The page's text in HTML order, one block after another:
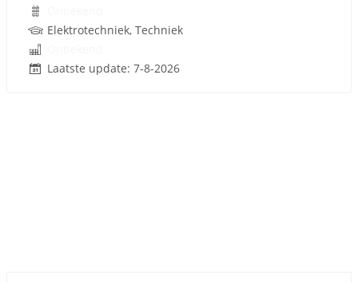
Elektrotechniek, Techniek
Laatste update: 7-8-2026